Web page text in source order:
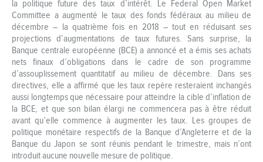
la politique future des taux d’intérêt. Le Federal Open Market
Committee a augmenté le taux des fonds fédéraux au milieu de
décembre – la quatrième fois en 2018 – tout en réduisant ses
projections d’augmentations de taux futures. Sans surprise, la
Banque centrale européenne (BCE) a annoncé et a émis ses achats
nets finaux d’obligations dans le cadre de son programme
d’assouplissement quantitatif au milieu de décembre. Dans ses
directives, elle a affirmé que les taux repère resteraient inchangés
aussi longtemps que nécessaire pour atteindre la cible d’inflation de
la BCE, et que son bilan élargi ne commencera pas à être réduit
avant qu’elle commence à augmenter les taux. Les groupes de
politique monétaire respectifs de la Banque d’Angleterre et de la
Banque du Japon se sont réunis pendant le trimestre, mais n’ont
introduit aucune nouvelle mesure de politique.